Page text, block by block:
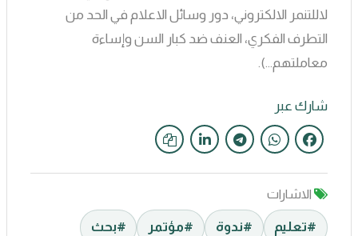
لاللتنمر الالكتروني، دور وسائل الاعلام في الحد من
التطرف الفكري، العنف ضد كبار السن وإساءة
معاملتهم...).
شارك عبر
الاشارات
#تعليم #ندوة #مؤتمر #بحث